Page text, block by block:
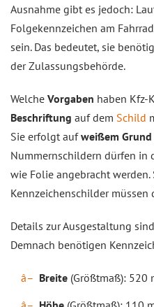
Ausnahme gibt es jedoch:
Folgekennzeichen am
sein. Das bedeutet, sie
der Zulassungsbehörde.
Welche Vorgaben haben Kfz-
Beschriftung auf dem Schild
Sie erfolgt aufweißem Grund
Nummernschildern dürfen in
wie Folie angebracht werden.
Kennzeichenschilder müssen
Details zur Ausgestaltung
Demnach benötigen
Breite (Größtmaß): 520